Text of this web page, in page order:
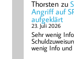
Thorsten zu
Angriff auf
aufgeklärt
23. Juli 2026
Sehr wenig
wenig Info